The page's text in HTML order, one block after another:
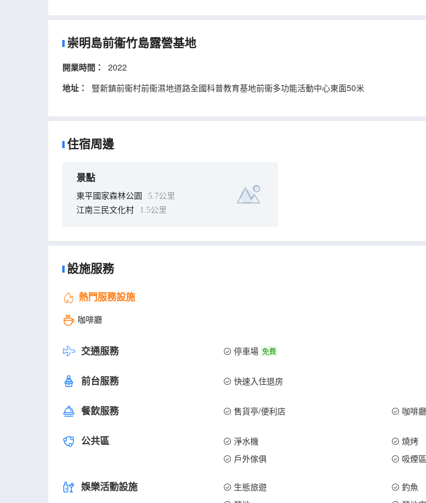
崇明島前衞竹島露營基地
開業時間：
2022
地址：
豎新鎮前衞村前衞濕地道路全國科普教育基地前衞多功能活動中心東面50米
住宿周邊
景點
東平國家森林公園
5.7公里
江南三民文化村
1.5公里
設施服務
熱門服務設施
咖啡廳
交通服務 停車場 免費
前台服務 快速入住退房
餐飲服務 售貨亭/便利店 咖啡廳
公共區 淨水機 燒烤
戶外傢俱
吸煙區
娛樂活動設施 生態旅遊 釣魚